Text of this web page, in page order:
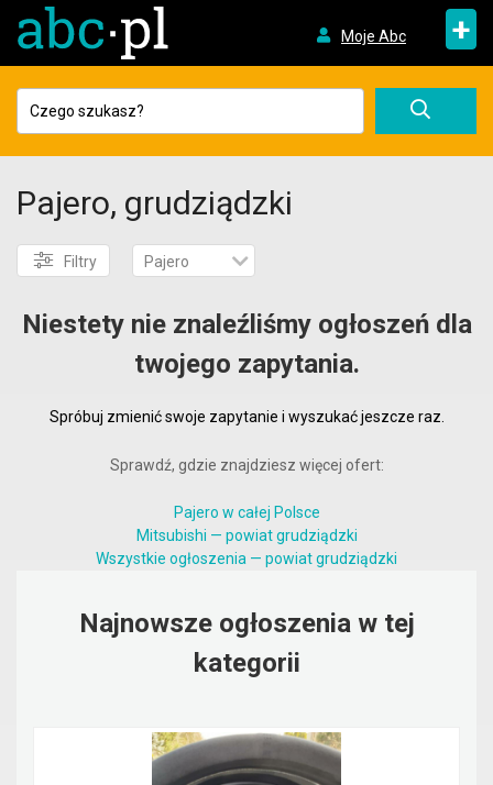
Moje Abc +
Pajero, grudziądzki
Filtry Pajero
Niestety nie znaleźliśmy ogłoszeń dla
twojego zapytania.
Spróbuj zmienić swoje zapytanie i wyszukać jeszcze raz.
Sprawdź, gdzie znajdziesz więcej ofert:
Pajero w całej Polsce
Mitsubishi — powiat grudziądzki
Wszystkie ogłoszenia — powiat grudziądzki
Najnowsze ogłoszenia w tej
kategorii